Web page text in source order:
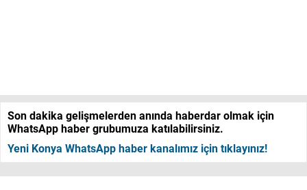
Son dakika gelişmelerden anında haberdar olmak için
WhatsApp haber grubumuza katılabilirsiniz.
Yeni Konya WhatsApp haber kanalımız için tıklayınız!